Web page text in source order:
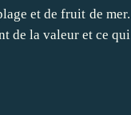
et de fruit de mer.
de la valeur et ce qui